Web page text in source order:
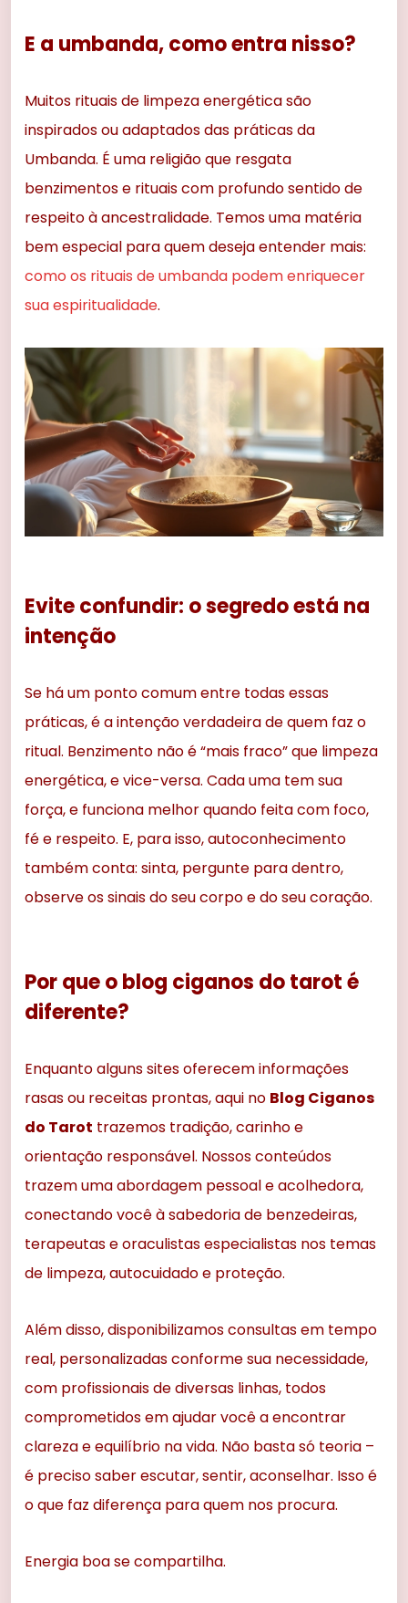
E a umbanda, como entra nisso?
Muitos rituais de limpeza energética são
inspirados ou adaptados das práticas da
Umbanda. É uma religião que resgata
benzimentos e rituais com profundo sentido de
respeito à ancestralidade. Temos uma matéria
bem especial para quem deseja entender mais:
como os rituais de umbanda podem enriquecer
sua espiritualidade.
Evite confundir: o segredo está na
intenção
Se há um ponto comum entre todas essas
práticas, é a intenção verdadeira de quem faz o
ritual. Benzimento não é “mais fraco” que limpeza
energética, e vice-versa. Cada uma tem sua
força, e funciona melhor quando feita com foco,
fé e respeito. E, para isso, autoconhecimento
também conta: sinta, pergunte para dentro,
observe os sinais do seu corpo e do seu coração.
Por que o blog ciganos do tarot é
diferente?
Enquanto alguns sites oferecem informações
rasas ou receitas prontas, aqui no Blog Ciganos
do Tarot trazemos tradição, carinho e
orientação responsável. Nossos conteúdos
trazem uma abordagem pessoal e acolhedora,
conectando você à sabedoria de benzedeiras,
terapeutas e oraculistas especialistas nos temas
de limpeza, autocuidado e proteção.
Além disso, disponibilizamos consultas em tempo
real, personalizadas conforme sua necessidade,
com profissionais de diversas linhas, todos
comprometidos em ajudar você a encontrar
clareza e equilíbrio na vida. Não basta só teoria –
é preciso saber escutar, sentir, aconselhar. Isso é
o que faz diferença para quem nos procura.
Energia boa se compartilha.